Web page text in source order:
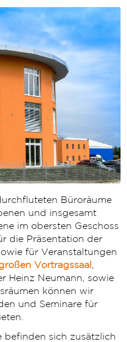
Büroräume
und insgesamt
im obersten Geschoss
die Präsentation der
für Veranstaltungen
Vortragssaal
Heinz Neumann, sowie
können wir
und Seminare für
befinden sich zusätzlich